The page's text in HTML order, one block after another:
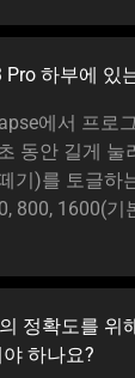
Pro 하부에 있
에서 프로
동안 길게 눌
기)를 토글하
800, 1600(기
정확도를 위
하나요?